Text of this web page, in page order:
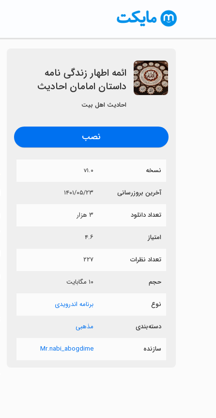
ائمه اطهار زندگی نامه
داستان امامان احادیث
احادیث اهل بیت
نصب
نسخه v۱.۰
آخرین بروزرسانی ۱۴۰۱/۰۵/۲۳
تعداد دانلود ۳ هزار
امتیاز ۴.۶
تعداد نظرات ۲۲۷
حجم ۱۰ مگابایت
نوع برنامه اندرویدی
دسته‌بندی مذهبی
سازنده Mr.nabi_abogdime